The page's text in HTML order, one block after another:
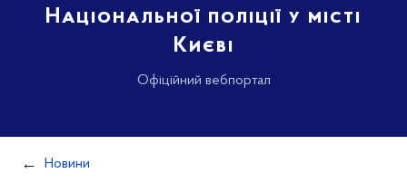
Національної поліції у місті
Києві
Офіційний вебпортал
Новини